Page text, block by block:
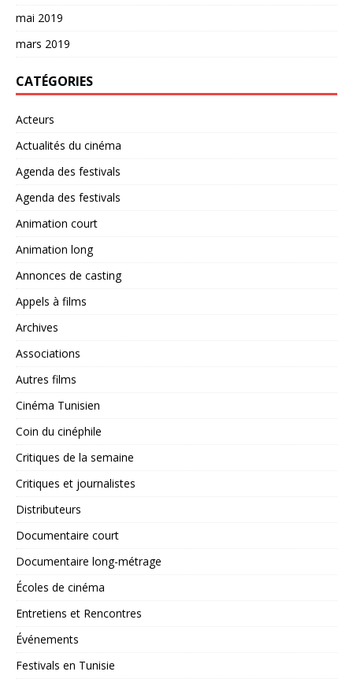
mai 2019
mars 2019
CATÉGORIES
Acteurs
Actualités du cinéma
Agenda des festivals
Agenda des festivals
Animation court
Animation long
Annonces de casting
Appels à films
Archives
Associations
Autres films
Cinéma Tunisien
Coin du cinéphile
Critiques de la semaine
Critiques et journalistes
Distributeurs
Documentaire court
Documentaire long-métrage
Écoles de cinéma
Entretiens et Rencontres
Événements
Festivals en Tunisie